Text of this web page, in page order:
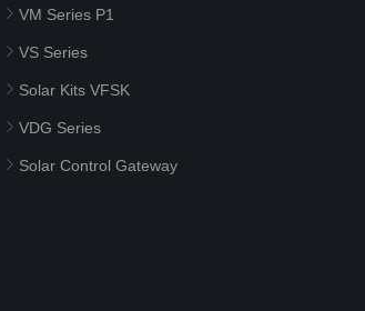
VM Series P1
VS Series
Solar Kits VFSK
VDG Series
Solar Control Gateway